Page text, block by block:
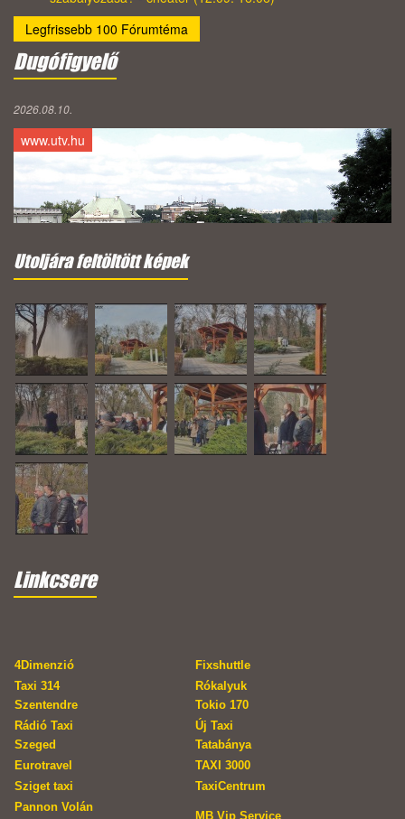
Legfrissebb 100 Fórumtéma
Dugófigyelő
2026.08.10.
www.utv.hu
Utoljára feltöltött képek
Linkcsere
4Dimenzió
Fixshuttle
Taxi 314
Szentendre
Rókalyuk
Tokio 170
Rádió Taxi
Szeged
Új Taxi
Tatabánya
Eurotravel
TAXI 3000
Sziget taxi
TaxiCentrum
Pannon Volán
MB Vip Service